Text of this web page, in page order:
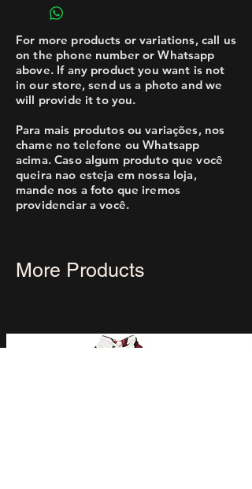
For more products or variations, call us
on the phone number or Whatsapp
above. If any product you want is not
in our store, send us a photo and we
will provide it to you.
Para mais produtos ou variações, nos
chame no telefone ou Whatsapp
acima. Caso algum produto que você
queira nao esteja em nossa loja,
mande nos a foto que iremos
providenciar a você.
More Products